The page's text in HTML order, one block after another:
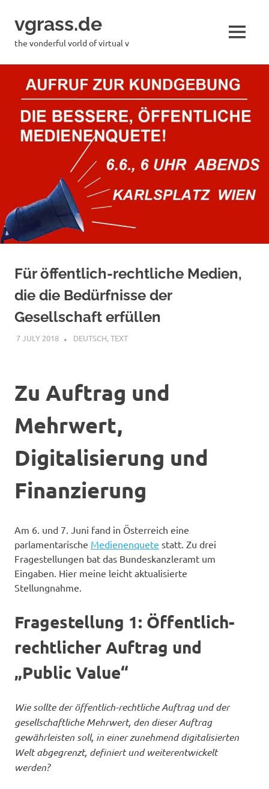
content
vgrass.de
the vonderful vorld of virtual v MENU
Für öffentlich-rechtliche Medien,
die die Bedürfnisse der
Gesellschaft erfüllen
7 JULY 2018 VGRASS
DEUTSCH,TEXT
Zu Auftrag und
Mehrwert,
Digitalisierung und
Finanzierung
Am 6. und 7. Juni fand in Österreich eine
parlamentarische Medienenquete statt. Zu drei
Fragestellungen bat das Bundeskanzleramt um
Eingaben. Hier meine leicht aktualisierte
Stellungnahme.
Fragestellung 1: Öffentlich-
rechtlicher Auftrag und
„Public Value“
Wie sollte der öffentlich-rechtliche Auftrag und der
gesellschaftliche Mehrwert, den dieser Auftrag
gewährleisten soll, in einer zunehmend digitalisierten
Welt abgegrenzt, definiert und weiterentwickelt
werden?